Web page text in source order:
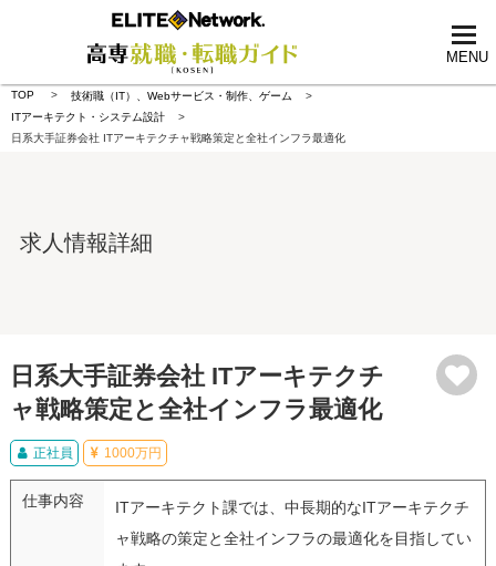
MENU
TOP
技術職（IT）、Webサービス・制作、ゲーム
ITアーキテクト・システム設計
日系大手証券会社 ITアーキテクチャ戦略策定と全社インフラ最適化
求人情報詳細
日系大手証券会社 ITアーキテクチ
ャ戦略策定と全社インフラ最適化
正社員 1000万円
仕事内容
ITアーキテクト課では、中長期的なITアーキテクチ
ャ戦略の策定と全社インフラの最適化を目指してい